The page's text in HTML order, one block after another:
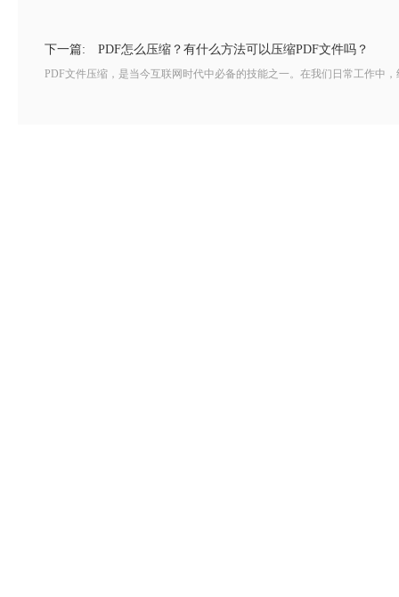
下一篇: PDF怎么压缩？有什么方法可以压缩PDF文件吗？
PDF文件压缩，是当今互联网时代中必备的技能之一。在我们日常工作中